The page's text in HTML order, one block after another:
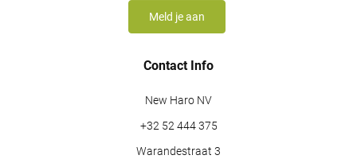
Contact Info
New Haro NV
+32 52 444 375
Warandestraat 3